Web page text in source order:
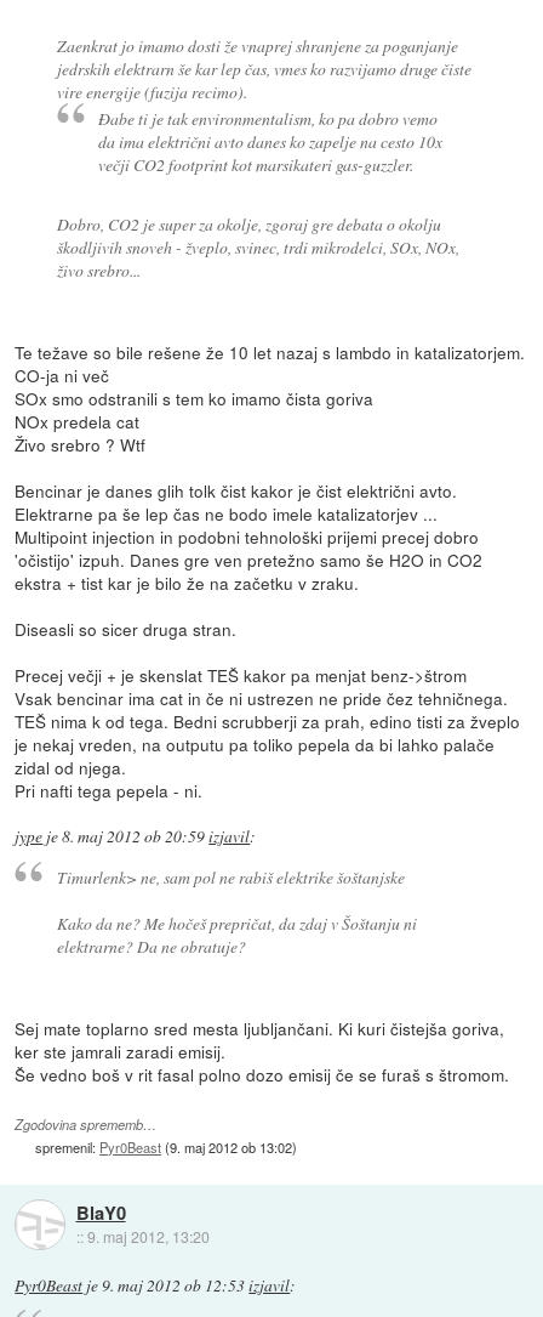
Zaenkrat jo imamo dosti že vnaprej shranjene za poganjanje
jedrskih elektrarn še kar lep čas, vmes ko razvijamo druge čiste
vire energije (fuzija recimo).
Đabe ti je tak environmentalism, ko pa dobro vemo
da ima električni avto danes ko zapelje na cesto 10x
večji CO2 footprint kot marsikateri gas-guzzler.
Dobro, CO2 je super za okolje, zgoraj gre debata o okolju
škodljivih snoveh - žveplo, svinec, trdi mikrodelci, SOx, NOx,
živo srebro...
Te težave so bile rešene že 10 let nazaj s lambdo in katalizatorjem.
CO-ja ni več
SOx smo odstranili s tem ko imamo čista goriva
NOx predela cat
Živo srebro ? Wtf
Bencinar je danes glih tolk čist kakor je čist električni avto.
Elektrarne pa še lep čas ne bodo imele katalizatorjev ...
Multipoint injection in podobni tehnološki prijemi precej dobro
'očistijo' izpuh. Danes gre ven pretežno samo še H2O in CO2
ekstra + tist kar je bilo že na začetku v zraku.
Diseasli so sicer druga stran.
Precej večji + je skenslat TEŠ kakor pa menjat benz->štrom
Vsak bencinar ima cat in če ni ustrezen ne pride čez tehničnega.
TEŠ nima k od tega. Bedni scrubberji za prah, edino tisti za žveplo
je nekaj vreden, na outputu pa toliko pepela da bi lahko palače
zidal od njega.
Pri nafti tega pepela - ni.
jype je8. maj 2012 ob 20:59izjavil:
Timurlenk> ne, sam pol ne rabiš elektrike šoštanjske
Kako da ne? Me hočeš prepričat, da zdaj v Šoštanju ni
elektrarne? Da ne obratuje?
Sej mate toplarno sred mesta ljubljančani. Ki kuri čistejša goriva,
ker ste jamrali zaradi emisij.
Še vedno boš v rit fasal polno dozo emisij če se furaš s štromom.
Zgodovina sprememb…
spremenil: Pyr0Beast(9. maj 2012 ob 13:02)
BlaY0
::9. maj 2012, 13:20
Pyr0Beast je 9. maj 2012 ob 12:53izjavil: